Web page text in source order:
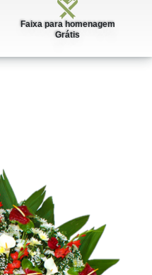
Faixa para homenagem
Grátis